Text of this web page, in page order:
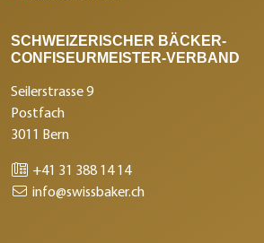
SCHWEIZERISCHER BÄCKER-
CONFISEURMEISTER-VERBAND
Seilerstrasse 9
Postfach
3011 Bern
+41 31 388 14 14
info@swissbaker.ch